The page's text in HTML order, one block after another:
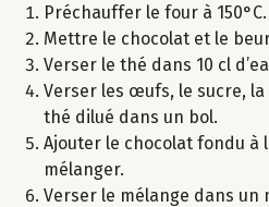
Préchauffer le four à 150°C.
Mettre le chocolat et le
Verser le thé dans 10 cl
Verser les œufs, le sucre,
thé dilué dans un bol.
Ajouter le chocolat fondu à
mélanger.
Verser le mélange dans un